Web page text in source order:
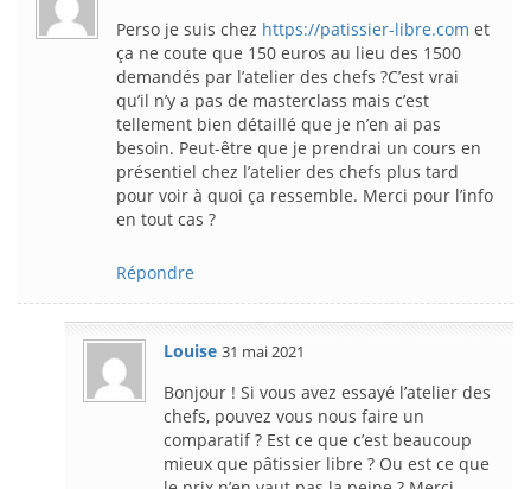
Perso je suis chez https://patissier-libre.com et
ça ne coute que 150 euros au lieu des 1500
demandés par l’atelier des chefs ?C’est vrai
qu’il n’y a pas de masterclass mais c’est
tellement bien détaillé que je n’en ai pas
besoin. Peut-être que je prendrai un cours en
présentiel chez l’atelier des chefs plus tard
pour voir à quoi ça ressemble. Merci pour l’info
en tout cas ?
Répondre
Louise 31 mai 2021
Bonjour ! Si vous avez essayé l’atelier des
chefs, pouvez vous nous faire un
comparatif ? Est ce que c’est beaucoup
mieux que pâtissier libre ? Ou est ce que